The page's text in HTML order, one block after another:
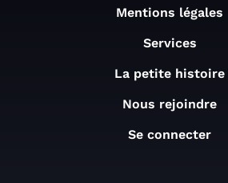
Mentions légales
Services
La petite histoire
Nous rejoindre
Se connecter